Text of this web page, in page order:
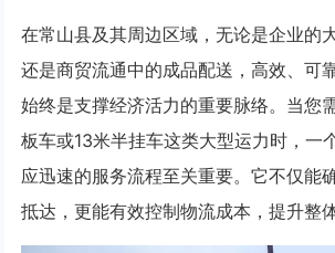
在常山县及其周边区域，无论是企业的
还是商贸流通中的成品配送，高效、可
始终是支撑经济活力的重要脉络。当您
板车或13米半挂车这类大型运力时，一
应迅速的服务流程至关重要。它不仅能
抵达，更能有效控制物流成本，提升整